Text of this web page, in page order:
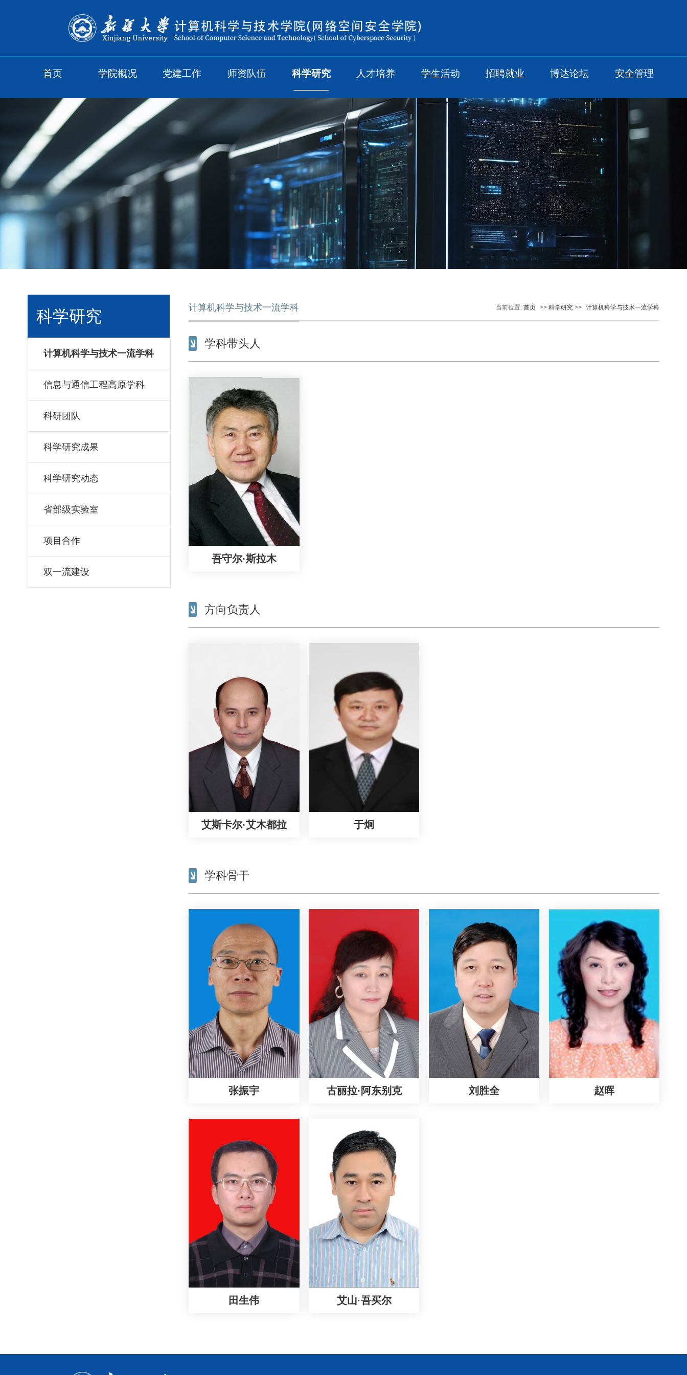
首页 学院概况 党建工作 师资队伍 科学研究 人才培养 学生活动 招聘就业 博达论坛 安全管理
科学研究
计算机科学与技术一流学科
信息与通信工程高原学科
科研团队
科学研究成果
科学研究动态
省部级实验室
项目合作
双一流建设
计算机科学与技术一流学科 当前位置:首页 >>科学研究 >> 计算机科学与技术一流学科
学科带头人
吾守尔·斯拉木
方向负责人
艾斯卡尔·艾木都拉 于炯
学科骨干
张振宇 古丽拉·阿东别克 刘胜全 赵晖
田生伟 艾山·吾买尔